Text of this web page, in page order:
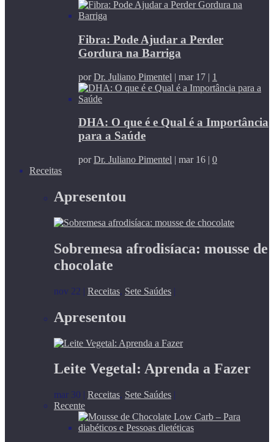
Fibra: Pode Ajudar a Perder
Gordura na Barriga
porDr. Juliano Pimentel | mar 17 | 1
DHA: O que é e Qual é a Importância
para a Saúde
porDr. Juliano Pimentel | mar 16 | 0
Receitas
Apresentou
Sobremesa afrodisíaca: mousse de
chocolate
nov 22 | Receitas, Sete Saúdes |
Apresentou
Leite Vegetal: Aprenda a Fazer
mar 30 | Receitas, Sete Saúdes |
Recente